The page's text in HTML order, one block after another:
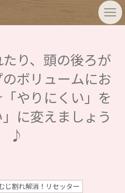
り、頭の後ろが
ボリュームにお
やりにくい」を
」に変えましょう
♪
じ割れ解消！リセッター